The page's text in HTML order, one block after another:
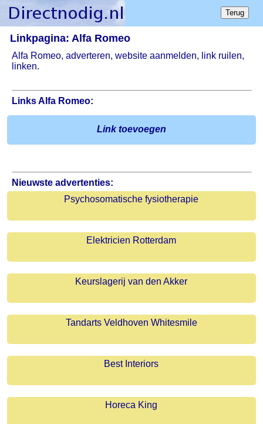
Linkpagina: Alfa Romeo
Alfa Romeo, adverteren, website aanmelden, link ruilen,
linken.
Links Alfa Romeo:
Link toevoegen
Nieuwste advertenties:
Psychosomatische fysiotherapie
Elektricien Rotterdam
Keurslagerij van den Akker
Tandarts Veldhoven Whitesmile
Best Interiors
Horeca King